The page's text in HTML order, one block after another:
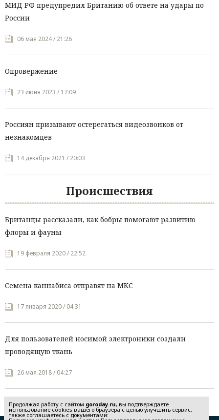
МИД РФ предупредил Британию об ответе на удары по
России
06 мая 2024 / 21:26
Опровержение
23 июня 2023 / 17:09
Россиян призывают остерегаться видеозвонков от
незнакомцев
14 декабря 2021 / 20:03
Происшествия
Британцы рассказали, как бобры помогают развитию
флоры и фауны
19 февраля 2020 / 22:52
Семена каннабиса отправят на МКС
17 января 2020 / 04:31
Для пользователей носимой электроники создали
проводящую ткань
26 мая 2018 / 04:27
Продолжая работу с сайтом goroday.ru, вы подтверждаете
использование cookies вашего браузера с целью улучшить сервис,
также соглашаетесь с документами: